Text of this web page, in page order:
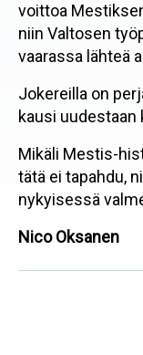
voittoa
niin Valtosen
vaarassa lähteä
Jokereilla on
kausi uudestaan
Mikäli Mestis-
tätä ei tapahdu,
nykyisessä
Nico Oksanen